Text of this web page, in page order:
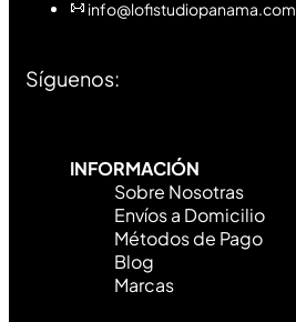
info@lofistudiopanama.com
Síguenos:
INFORMACIÓN
Sobre Nosotras
Envíos a Domicilio
Métodos de Pago
Blog
Marcas